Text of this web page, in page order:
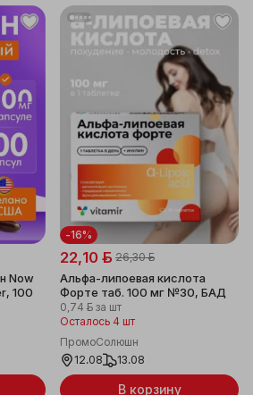
Now
100
-16%
22,10 ƃ 26,30 ƃ
Альфа-липоевая кислота
Форте таб. 100 мг №30, БАД
0,74 ƃ за шт
Осталось 4 шт
ПромоСолюшн
12.08
13.08
В корзину